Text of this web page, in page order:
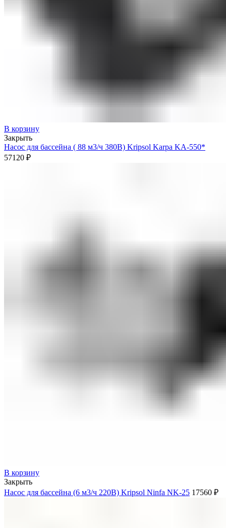
В корзину
Закрыть
Насос для бассейна ( 88 м3/ч 380В) Kripsol Karpa KA-550*
57120 ₽
В корзину
Закрыть
Насос для бассейна (6 м3/ч 220В) Kripsol Ninfa NK-25 17560 ₽